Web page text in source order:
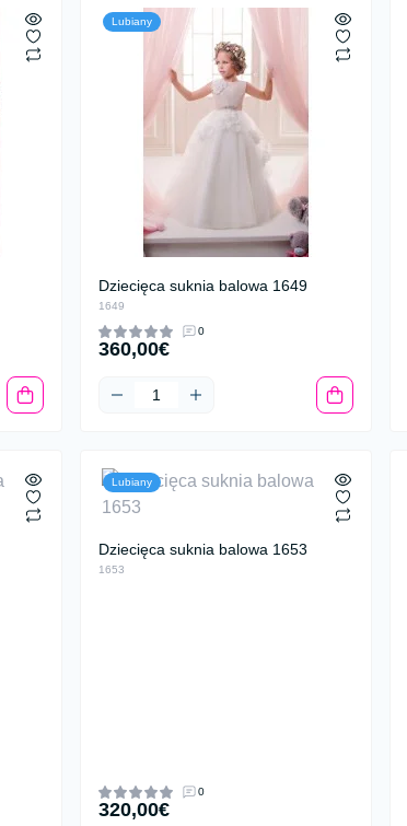
Lubiany
Dziecięca suknia balowa 1649
1649
0
360,00€
Lubiany
Dziecięca suknia balowa 1653
1653
0
320,00€